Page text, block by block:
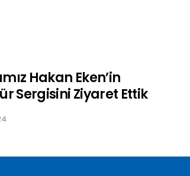
Hakan Eken’in
Sergisini Ziyaret Ettik